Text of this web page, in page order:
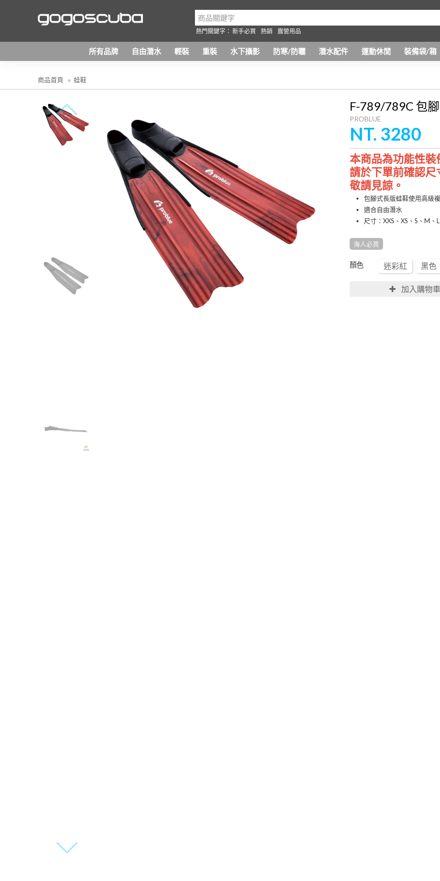
熱門關鍵字： 新手必買 熱銷 露營用品
所有品牌 自由潛水 輕裝 重裝 水下攝影 防寒/防曬 潛水配件 運動休閒 裝備袋/箱
商品首頁 蛙鞋
F-789/789C 包
PROBLUE
NT. 3280
本商品為功能性裝
請於下單前確認尺
敬請見諒。
包腳式長版蛙鞋使用高級
適合自由潛水
尺寸：XXS、XS、S、M、L
海人必買
顏色 迷彩紅 黑色
加入購物車